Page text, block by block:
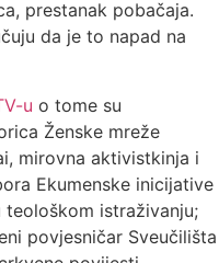
prestanak pobačaja.
da je to napad na
u o tome su
Ženske mreže
mirovna aktivistkinja i
Ekumenske inicijative
teološkom istraživanju;
povjesničar Sveučilišta